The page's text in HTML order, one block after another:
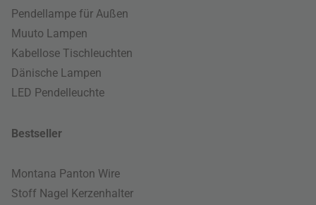
Pendellampe für Außen
Muuto Lampen
Kabellose Tischleuchten
Dänische Lampen
LED Pendelleuchte
Bestseller
Montana Panton Wire
Stoff Nagel Kerzenhalter